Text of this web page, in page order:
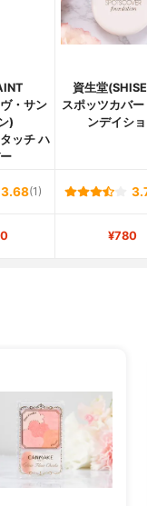
・サン
)
ッチ ハ
資生堂
スポッツカバ
ンデイシ
3.68(1)
¥780